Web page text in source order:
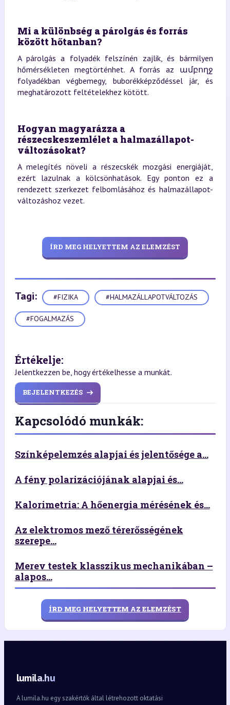
Mi a különbség a párolgás és forrás
között hőtanban?
A párolgás a folyadék felszínén zajlik, és bármilyen
hőmérsékleten megtörténhet. A forrás az ամբողջ
folyadékban végbemegy, buborékképződéssel jár, és
meghatározott feltételekhez kötött.
Hogyan magyarázza a
részecskeszemlélet a halmazállapot-
változásokat?
A melegítés növeli a részecskék mozgási energiáját,
ezért lazulnak a kölcsönhatások. Egy ponton ez a
rendezett szerkezet felbomlásához és halmazállapot-
változáshoz vezet.
ÍRD MEG HELYETTEM AZ ELEMZÉST
Tagi: #FIZIKA #HALMAZÁLLAPOTVÁLTOZÁS
#FOGALMAZÁS
Értékelje:
Jelentkezzen be, hogy értékelhesse a munkát.
BEJELENTKEZÉS
Kapcsolódó munkák:
Színképelemzés alapjai és jelentősége a...
A fény polarizációjának alapjai és...
Kalorimetria: A hőenergia mérésének és...
Az elektromos mező térerősségének
szerepe...
Merev testek klasszikus mechanikában –
alapos...
ÍRD MEG HELYETTEM AZ ELEMZÉST
lumila.hu
A lumila.hu egy szakértők által létrehozott oktatási